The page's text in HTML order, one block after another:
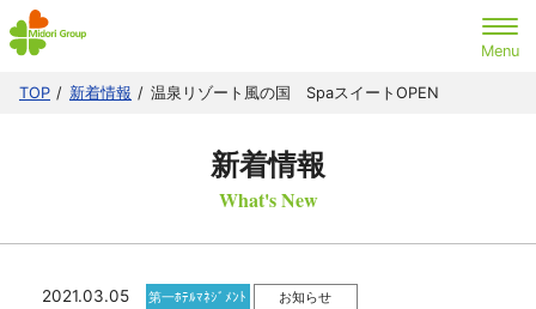
TOP 新着情報 温泉リゾート風の国 SpaスイートOPEN
新着情報
What's New
2021.03.05 第一ﾎﾃﾙﾏﾈｼﾞﾒﾝﾄ お知らせ